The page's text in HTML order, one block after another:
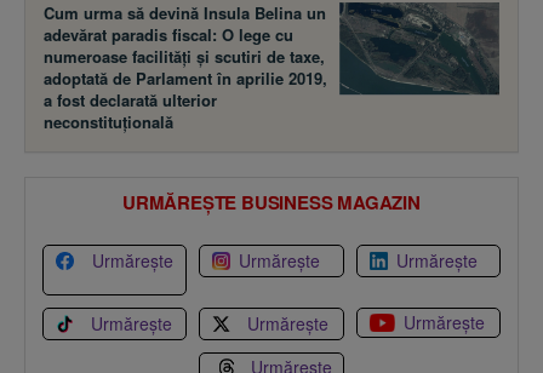
Cum urma să devină Insula Belina un
adevărat paradis fiscal: O lege cu
numeroase facilităţi şi scutiri de taxe,
adoptată de Parlament în aprilie 2019,
a fost declarată ulterior
neconstituţională
URMĂREȘTE BUSINESS MAGAZIN
Urmărește Urmărește Urmărește
Urmărește Urmărește
Urmărește
Urmărește